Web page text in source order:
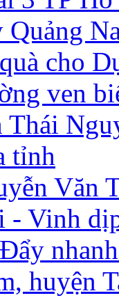
cho
ven
tỉnh
Văn
- Vinh
huyện